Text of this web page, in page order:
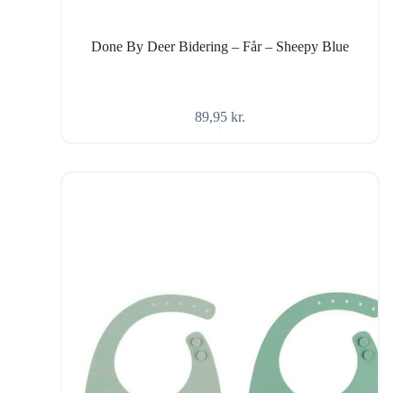
Done By Deer Bidering – Får – Sheepy Blue
89,95 kr.